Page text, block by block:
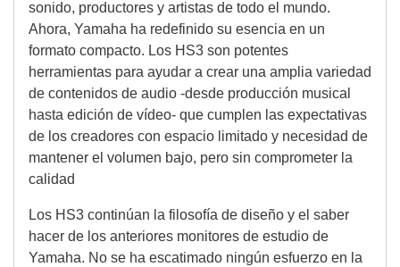
sonido, productores y artistas de todo el mundo.
Ahora, Yamaha ha redefinido su esencia en un
formato compacto. Los HS3 son potentes
herramientas para ayudar a crear una amplia variedad
de contenidos de audio -desde producción musical
hasta edición de vídeo- que cumplen las expectativas
de los creadores con espacio limitado y necesidad de
mantener el volumen bajo, pero sin comprometer la
calidad
Los HS3 continúan la filosofía de diseño y el saber
hacer de los anteriores monitores de estudio de
Yamaha. No se ha escatimado ningún esfuerzo en la